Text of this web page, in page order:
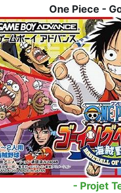
Animes en cours (1)
Animes terminés
(334)
Animes licenciés
(256)
Animes abandonnés
(13)
Tous les animes (604)
Mangas en cours
(Privés) (4)
Mangas en cours
(Publics) (11)
Mangas terminés
(Privés) (132)
Mangas terminés
(Publics) (88)
Mangas en pause
Mangas licenciés
Mangas
One Piece -
- Projet